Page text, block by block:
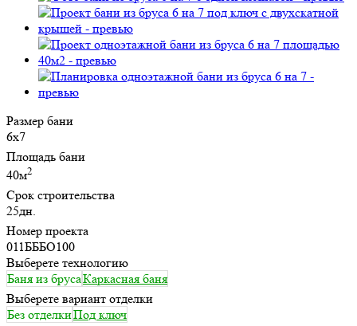
Размер бани
6х7
Площадь бани
40м2
Срок строительства
25дн.
Номер проекта
011БББО100
Выберете технологию
Баня из брусаКаркасная баня
Выберете вариант отделки
Без отделкиПод ключ